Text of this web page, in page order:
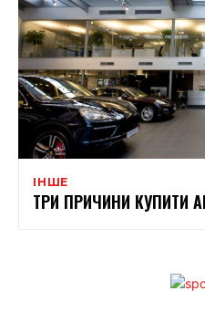
ІНШЕ
ТРИ ПРИЧИНИ КУПИТИ